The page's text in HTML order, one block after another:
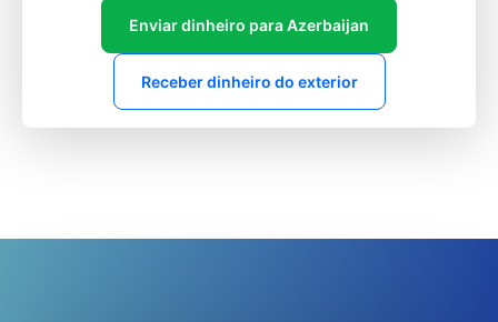
Enviar dinheiro para Azerbaijan
Receber dinheiro do exterior